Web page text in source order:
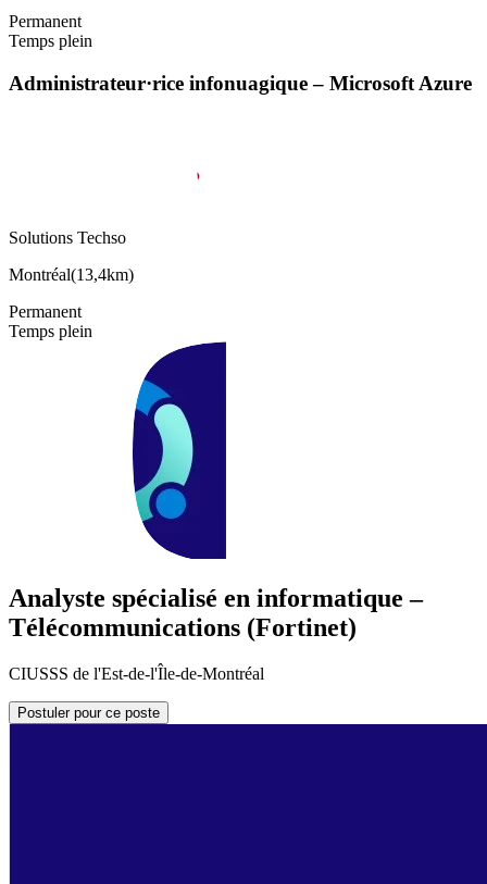
Permanent
Temps plein
Administrateur·rice infonuagique – Microsoft Azure
Solutions Techso
Montréal(13,4km)
Permanent
Temps plein
Analyste spécialisé en informatique –
Télécommunications (Fortinet)
CIUSSS de l'Est-de-l'Île-de-Montréal
Postuler pour ce poste